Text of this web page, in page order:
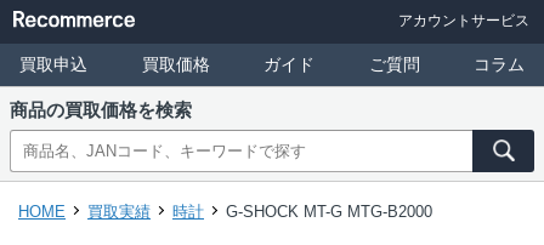
アカウントサービス
買取申込 買取価格 ガイド ご質問 コラム
商品の買取価格を検索
HOME 買取実績 時計 G-SHOCK MT-G MTG-B2000